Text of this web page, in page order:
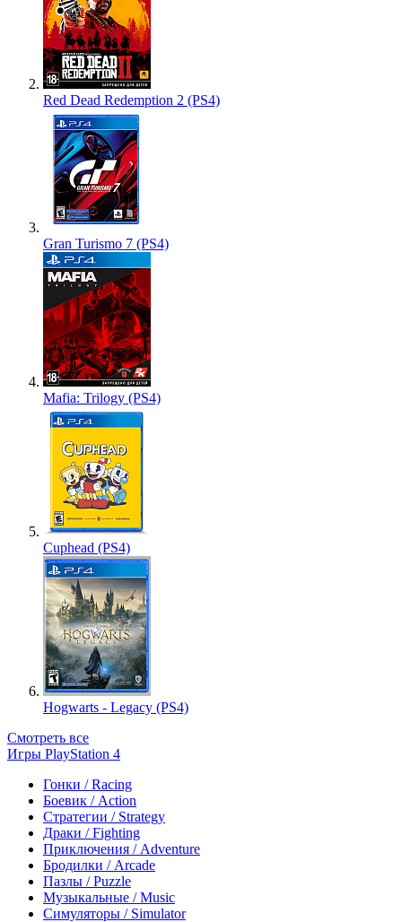
Red Dead Redemption 2 (PS4)
Gran Turismo 7 (PS4)
Mafia: Trilogy (PS4)
Cuphead (PS4)
Hogwarts - Legacy (PS4)
Смотреть все
Игры PlayStation 4
Гонки / Racing
Боевик / Action
Стратегии / Strategy
Драки / Fighting
Приключения / Adventure
Бродилки / Arcade
Пазлы / Puzzle
Музыкальные / Music
Симуляторы / Simulator